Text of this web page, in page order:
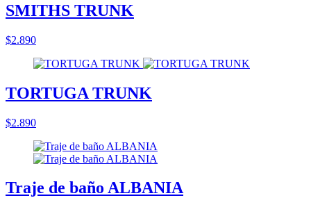
SMITHS TRUNK
$2.890
TORTUGA TRUNK
$2.890
Traje de baño ALBANIA